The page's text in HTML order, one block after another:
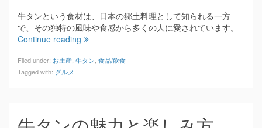
牛タンという食材は、日本の郷土料理として知られる一方
で、その独特の風味や食感から多くの人に愛されています。
Continue reading
Filed under: お土産 牛タン 食品/飲食
Tagged with: グルメ